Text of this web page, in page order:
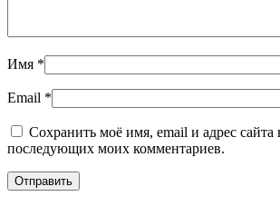
Имя *
Email *
Сохранить моё имя, email и адрес сайта
последующих моих комментариев.